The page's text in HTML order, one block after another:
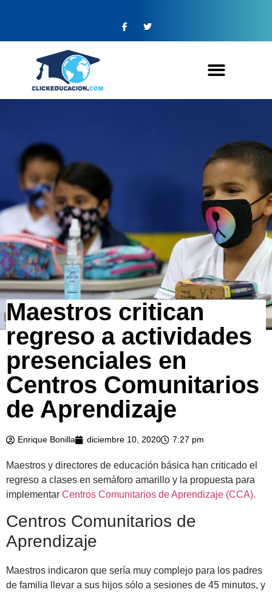
Maestros critican
regreso a actividades
presenciales en
Centros Comunitarios
de Aprendizaje
Enrique Bonilla diciembre 10, 2020 7:27 pm
Maestros y directores de educación básica han criticado el
regreso a clases en semáforo amarillo y la propuesta para
implementar Centros Comunitarios de Aprendizaje (CCA).
Centros Comunitarios de
Aprendizaje
Maestros indicaron que sería muy complejo para los padres
de familia llevar a sus hijos sólo a sesiones de 45 minutos, y